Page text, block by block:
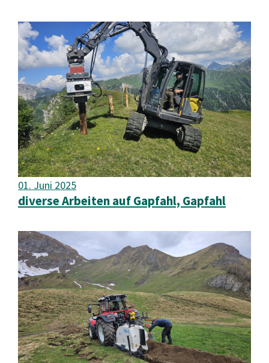
01. Juni 2025
diverse Arbeiten auf Gapfahl, Gapfahl